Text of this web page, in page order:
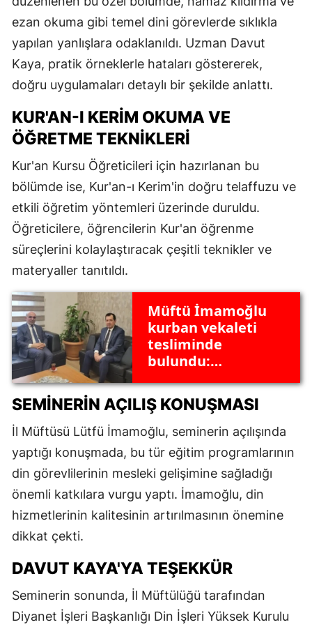
ezan okuma gibi temel dini görevlerde sıklıkla
yapılan yanlışlara odaklanıldı. Uzman Davut
Kaya, pratik örneklerle hataları göstererek,
doğru uygulamaları detaylı bir şekilde anlattı.
KUR'AN-I KERIM OKUMA VE
ÖĞRETME TEKNIKLERI
Kur'an Kursu Öğreticileri için hazırlanan bu
bölümde ise, Kur'an-ı Kerim'in doğru telaffuzu ve
etkili öğretim yöntemleri üzerinde duruldu.
Öğreticilere, öğrencilerin Kur'an öğrenme
süreçlerini kolaylaştıracak çeşitli teknikler ve
materyaller tanıtıldı.
Müftü İmamoğlu
kurban vekaleti
tesliminde
bulundu:
Müftüsü devlet
hastanesi
yönetimini ziyaret
etti
SEMINERIN AÇILIŞ KONUŞMASI
İl Müftüsü Lütfü İmamoğlu, seminerin açılışında
yaptığı konuşmada, bu tür eğitim programlarının
din görevlilerinin mesleki gelişimine sağladığı
önemli katkılara vurgu yaptı. İmamoğlu, din
hizmetlerinin kalitesinin artırılmasının önemine
dikkat çekti.
DAVUT KAYA'YA TEŞEKKÜR
Seminerin sonunda, İl Müftülüğü tarafından
Diyanet İşleri Başkanlığı Din İşleri Yüksek Kurulu